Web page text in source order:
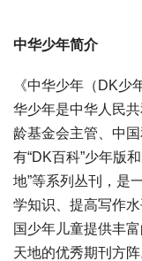
中华少年简介
《中华少年（DK少
华少年是中华人民
龄基金会主管、中
有“DK百科”少年版
地”等系列丛刊，是
学知识、提高写作
国少年儿童提供丰
天地的优秀期刊方